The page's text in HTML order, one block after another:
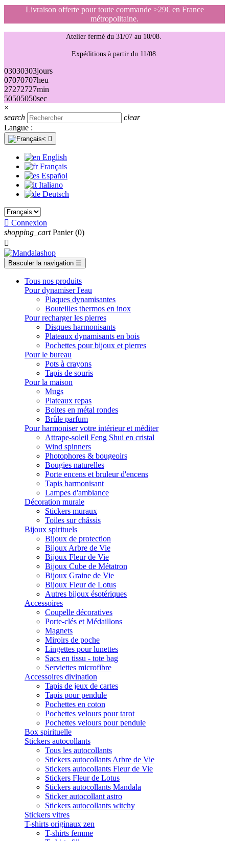
Livraison offerte pour toute commande >29€ en France
métropolitaine.
Atelier fermé du 31/07 au 10/08.
Expéditions à partir du 11/08.
03030303jours
07070707heu
27272727min
50505050sec
×
search
clear
Langue :

English
Français
Español
Italiano
Deutsch
 Connexion
shopping_cart Panier (0)

Basculer la navigation ☰
Tous nos produits
Pour dynamiser l'eau
Plaques dynamisantes
Bouteilles thermos en inox
Pour recharger les pierres
Disques harmonisants
Plateaux dynamisants en bois
Pochettes pour bijoux et pierres
Pour le bureau
Pots à crayons
Tapis de souris
Pour la maison
Mugs
Plateaux repas
Boites en métal rondes
Brûle parfum
Pour harmoniser votre intérieur et méditer
Attrape-soleil Feng Shui en cristal
Wind spinners
Photophores & bougeoirs
Bougies naturelles
Porte encens et bruleur d'encens
Tapis harmonisant
Lampes d'ambiance
Décoration murale
Stickers muraux
Toiles sur châssis
Bijoux spirituels
Bijoux de protection
Bijoux Arbre de Vie
Bijoux Fleur de Vie
Bijoux Cube de Métatron
Bijoux Graine de Vie
Bijoux Fleur de Lotus
Autres bijoux ésotériques
Accessoires
Coupelle décoratives
Porte-clés et Médaillons
Magnets
Miroirs de poche
Lingettes pour lunettes
Sacs en tissu - tote bag
Serviettes microfibre
Accessoires divination
Tapis de jeux de cartes
Tapis pour pendule
Pochettes en coton
Pochettes velours pour tarot
Pochettes velours pour pendule
Box spirituelle
Stickers autocollants
Tous les autocollants
Stickers autocollants Arbre de Vie
Stickers autocollants Fleur de Vie
Stickers Fleur de Lotus
Stickers autocollants Mandala
Sticker autocollant astro
Stickers autocollants witchy
Stickers vitres
T-shirts originaux zen
T-shirts femme